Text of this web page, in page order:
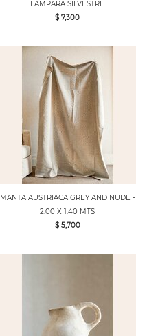
LAMPARA SILVESTRE
$ 7,300
MANTA AUSTRIACA GREY AND NUDE -
2.00 X 1.40 MTS
$ 5,700